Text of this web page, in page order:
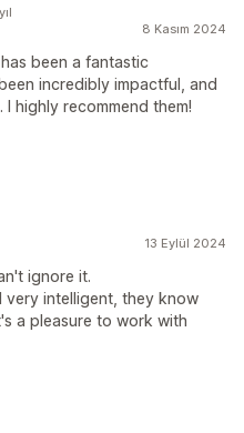
8 Kasım 2024
been a fantastic
incredibly impactful, and
highly recommend them!
13 Eylül 2024
ignore it.
very intelligent, they know
a pleasure to work with